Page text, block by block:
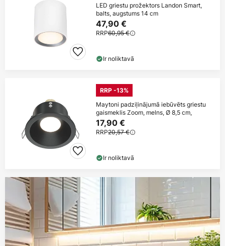
LED griestu prožektors Landon Smart,
balts, augstums 14 cm
47,90 €
RRP60,95 €
Ir noliktavā
RRP -13%
Maytoni padziļinājumā iebūvēts griestu
gaismeklis Zoom, melns, Ø 8,5 cm,
17,90 €
RRP20,57 €
Ir noliktavā